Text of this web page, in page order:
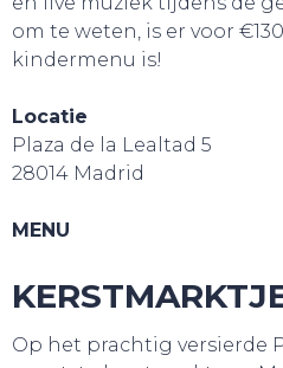
om te weten, is er voor
kindermenu is!
Locatie
Plaza de la Lealtad 5
28014 Madrid
MENU
Op het prachtig versierde